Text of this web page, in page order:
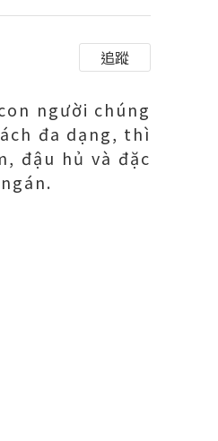
追蹤
người chúng
đa dạng, thì
đậu hủ và đặc